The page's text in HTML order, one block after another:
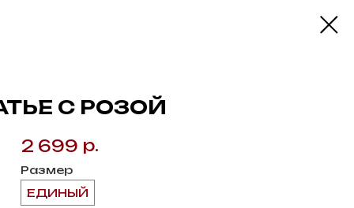
С РОЗОЙ
2 699 р.
Размер
ЕДИНЫЙ